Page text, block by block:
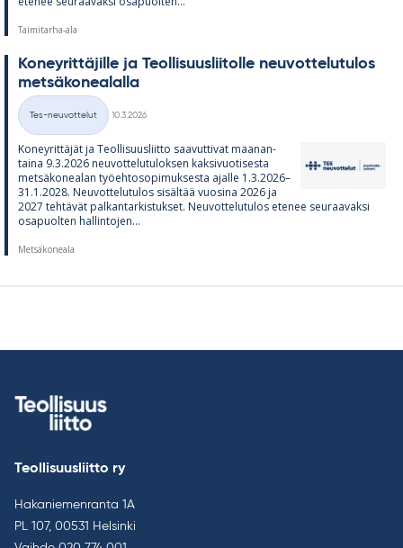
Taimitarha-ala
Ko­ney­rit­tä­jille ja Teol­li­suus­lii­tolle neu­vot­te­lu­tu­los
met­sä­ko­nea­lalla
Kategoriat
Tes-neuvottelut
10.3.2026
Ko­ney­rit­tä­jät ja Teol­li­suus­liitto saa­vut­ti­vat maa­nan­
taina 9.3.2026 neu­vot­te­lu­tu­lok­sen kak­si­vuo­ti­sesta
met­sä­ko­nea­lan työ­eh­to­so­pi­muk­sesta ajalle 1.3.2026–
31.1.2028. Neu­vot­te­lu­tu­los si­säl­tää vuo­sina 2026 ja
2027 teh­tä­vät pal­kan­tar­kis­tuk­set. Neu­vot­te­lu­tu­los ete­nee seu­raa­vaksi
os­a­puol­ten hal­lin­to­jen...
Metsäkoneala
Teollisuusliitto ry
Hakaniemenranta 1A
PL 107, 00531 Helsinki